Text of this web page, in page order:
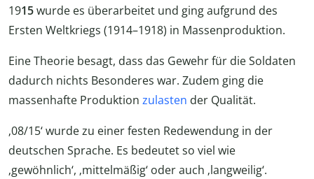
1915wurde es überarbeitet und ging aufgrund des
Ersten Weltkriegs (1914–1918) in Massenproduktion.
Eine Theorie besagt, dass das Gewehr für die Soldaten
dadurch nichts Besonderes war. Zudem ging die
massenhafte Produktion zulasten der Qualität.
‚08/15‘ wurde zu einer festen Redewendung in der
deutschen Sprache. Es bedeutet so viel wie
‚gewöhnlich‘, ‚mittelmäßig‘ oder auch ‚langweilig‘.